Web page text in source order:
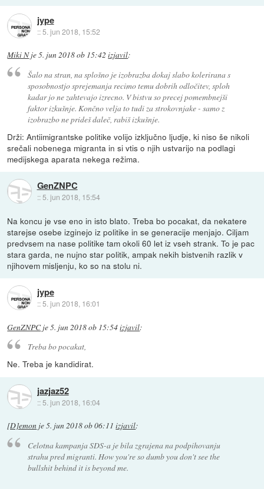
jype
::5. jun 2018, 15:52
Miki Nje5. jun 2018 ob 15:42 izjavil:
Šalo na stran, na splošno je izobrazba dokaj slabo kolerirana s
sposobnostjo sprejemanja recimo temu dobrih odločitev, sploh
kadar jo ne zahtevajo izrecno. V bistvu so precej pomembnejši
faktor izkušnje. Končno velja to tudi za strokovnjake - samo z
izobrazbo ne prideš daleč, rabiš izkušnje.
Drži: Antiimigrantske politike volijo izključno ljudje, ki niso še nikoli
srečali nobenega migranta in si vtis o njih ustvarijo na podlagi
medijskega aparata nekega režima.
GenZNPC
:: 5. jun 2018, 15:54
Na koncu je vse eno in isto blato. Treba bo pocakat, da nekatere
starejse osebe izginejo iz politike in se generacije menjajo. Ciljam
predvsem na nase politike tam okoli 60 let iz vseh strank. To je pac
stara garda, ne nujno star politik, ampak nekih bistvenih razlik v
njihovem misljenju, ko so na stolu ni.
jype
::5. jun 2018, 16:01
GenZNPCje5. jun 2018 ob 15:54izjavil:
Treba bo pocakat,
Ne. Treba je kandidirat.
jazjaz52
:: 5. jun 2018, 16:04
[D]emon je5. jun 2018 ob 06:11 izjavil:
Celotna kampanja SDS-a je bila zgrajena na podpihovanju
strahu pred migranti. How you're so dumb you don't see the
bullshit behind it is beyond me.